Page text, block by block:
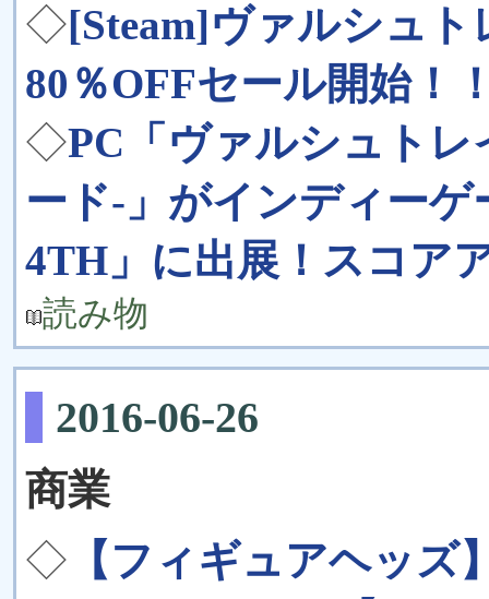
◇[Steam]ヴァルシュ
80％OFFセール開始！
◇PC「ヴァルシュト
ード-」がインディー
4TH」に出展！スコア
読み物
2016-06-26
商業
◇ 【フィギュアヘッズ